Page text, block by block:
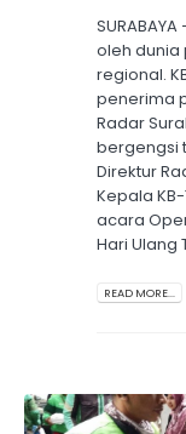
oleh dunia
regional.
penerima
Radar
bergengsi
Direktur
Kepala
acara
Hari Ulang
READ MORE...